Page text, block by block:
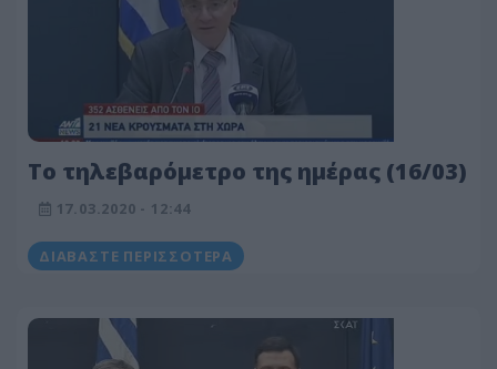
Το τηλεβαρόμετρο της ημέρας (16/03)
17.03.2020 - 12:44
ΔΙΑΒΆΣΤΕ ΠΕΡΙΣΣΌΤΕΡΑ